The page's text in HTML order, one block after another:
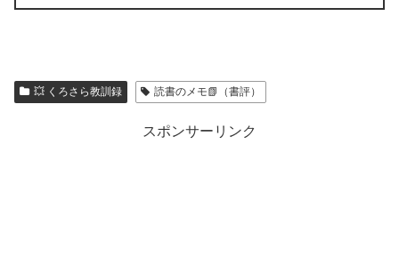
💥 くろさら教訓録 読書のメモ📗（書評）
スポンサーリンク